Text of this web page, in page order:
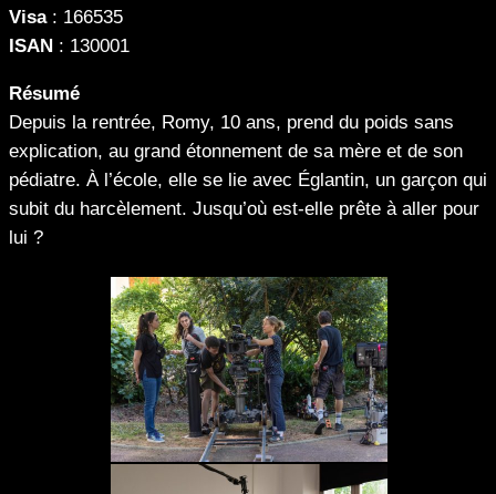
Visa: 166535
ISAN : 130001
Résumé
Depuis la rentrée, Romy, 10 ans, prend du poids sans
explication, au grand étonnement de sa mère et de son
pédiatre. À l’école, elle se lie avec Églantin, un garçon qui
subit du harcèlement. Jusqu’où est-elle prête à aller pour
lui ?